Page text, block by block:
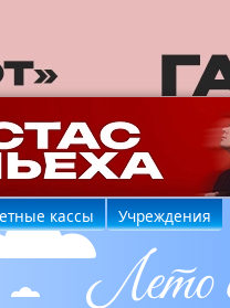
кассы Учреждения